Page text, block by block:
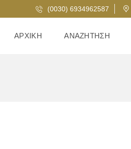
(0030) 6934962587
ΑΡΧΙΚΉ ΑΝΑΖΉΤΗΣΗ